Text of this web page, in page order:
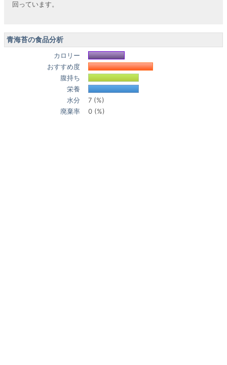
回っています。
青海苔の食品分析
カロリー
おすすめ度
腹持ち
栄養
水分
7 (%)
廃棄率
0 (%)